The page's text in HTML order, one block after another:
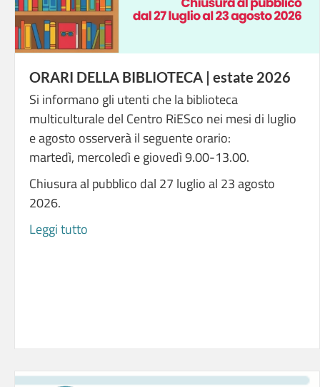
ORARI DELLA BIBLIOTECA | estate 2026
Si informano gli utenti che la biblioteca
multiculturale del Centro RiESco nei mesi di luglio
e agosto osserverà il seguente orario: